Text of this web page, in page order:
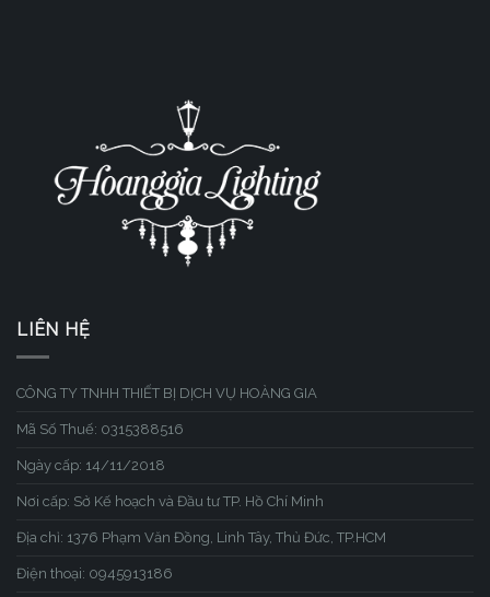
LIÊN HỆ
CÔNG TY TNHH THIẾT BỊ DỊCH VỤ HOÀNG GIA
Mã Số Thuế: 0315388516
Ngày cấp: 14/11/2018
Nơi cấp: Sở Kế hoạch và Đầu tư TP. Hồ Chí Minh
Địa chỉ: 1376 Phạm Văn Đồng, Linh Tây, Thủ Đức, TP.HCM
Điện thoại: 0945913186